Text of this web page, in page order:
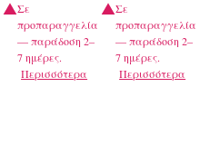
Σε
προπαραγγελία
— παράδοση 2–
7 ημέρες.
Περισσότερα
Σε
προπαραγγελία
— παράδοση 2–
7 ημέρες.
Περισσότερα